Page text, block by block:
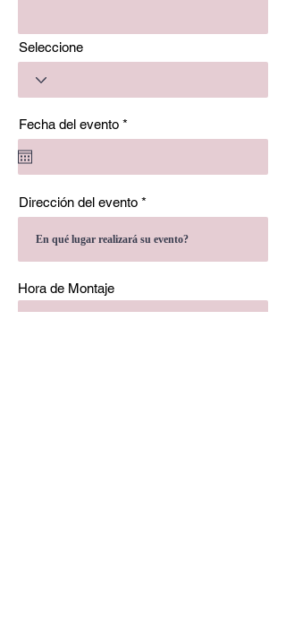
Seleccione
Fecha del evento *
e
i
e
d
Dirección del evento
Hora de Montaje